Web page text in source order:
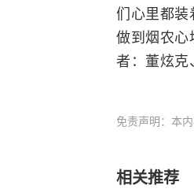
们心里都装
做到烟农心
者：董炫克
免责声明：本
相关推荐